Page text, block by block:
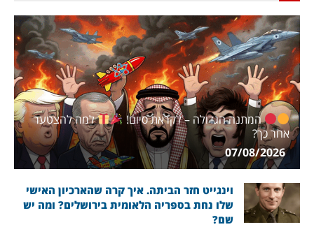
המתנה הגדולה – לקראת סיום!
למה להצטער
אחר כך?
07/08/2026
וינגייט חזר הביתה. איך קרה שהארכיון האישי
שלו נחת בספריה הלאומית בירושלים? ומה יש
שם?